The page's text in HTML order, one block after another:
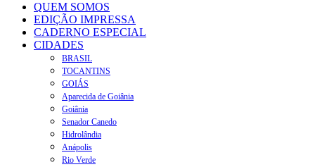
QUEM SOMOS
EDIÇÃO IMPRESSA
CADERNO ESPECIAL
CIDADES
BRASIL
TOCANTINS
GOIÁS
Aparecida de Goiânia
Goiânia
Senador Canedo
Hidrolândia
Anápolis
Rio Verde